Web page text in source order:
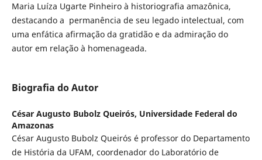
Maria Luíza Ugarte Pinheiro à historiografia amazônica,
destacando a permanência de seu legado intelectual, com
uma enfática afirmação da gratidão e da admiração do
autor em relação à homenageada.
Biografia do Autor
César Augusto Bubolz Queirós, Universidade Federal do
Amazonas
César Augusto Bubolz Queirós é professor do Departamento
de História da UFAM, coordenador do Laboratório de